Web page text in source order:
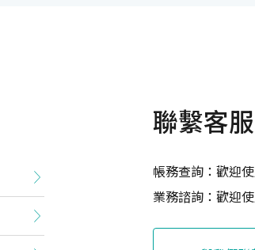
聯繫客服
帳務查詢：歡迎
業務諮詢：歡迎